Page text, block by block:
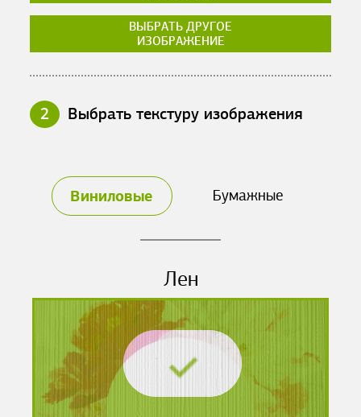
ВЫБРАТЬ ДРУГОЕ
ИЗОБРАЖЕНИЕ
2 Выбрать текстуру изображения
Виниловые Бумажные
Лен